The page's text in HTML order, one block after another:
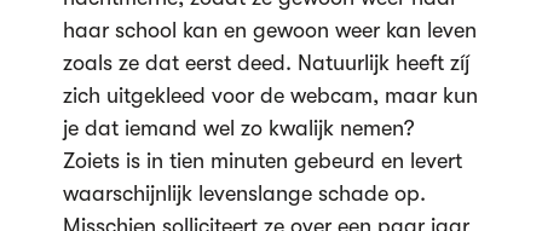
haar school kan en gewoon weer kan leven
zoals ze dat eerst deed. Natuurlijk heeft zíj
zich uitgekleed voor de webcam, maar kun
je dat iemand wel zo kwalijk nemen?
Zoiets is in tien minuten gebeurd en levert
waarschijnlijk levenslange schade op.